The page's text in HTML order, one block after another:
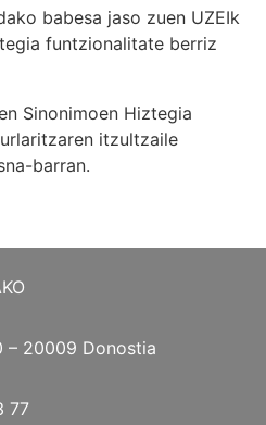
babesa jaso zuen UZEIk
funtzionalitate berriz
Sinonimoen Hiztegia
itzultzaile
barran.
– 20009 Donostia
77